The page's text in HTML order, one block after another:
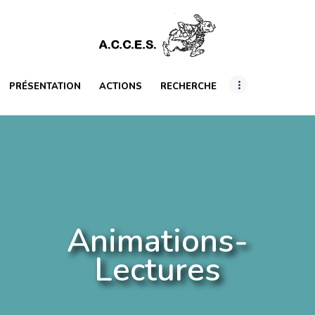
PRÉSENTATION ACTIONS RECHERCHE
Animations-
Lectures
PRÉSENTATION
ACTIONS